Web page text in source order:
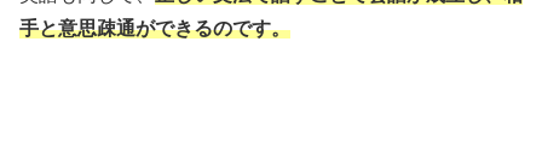
手と意思疎通ができるのです。